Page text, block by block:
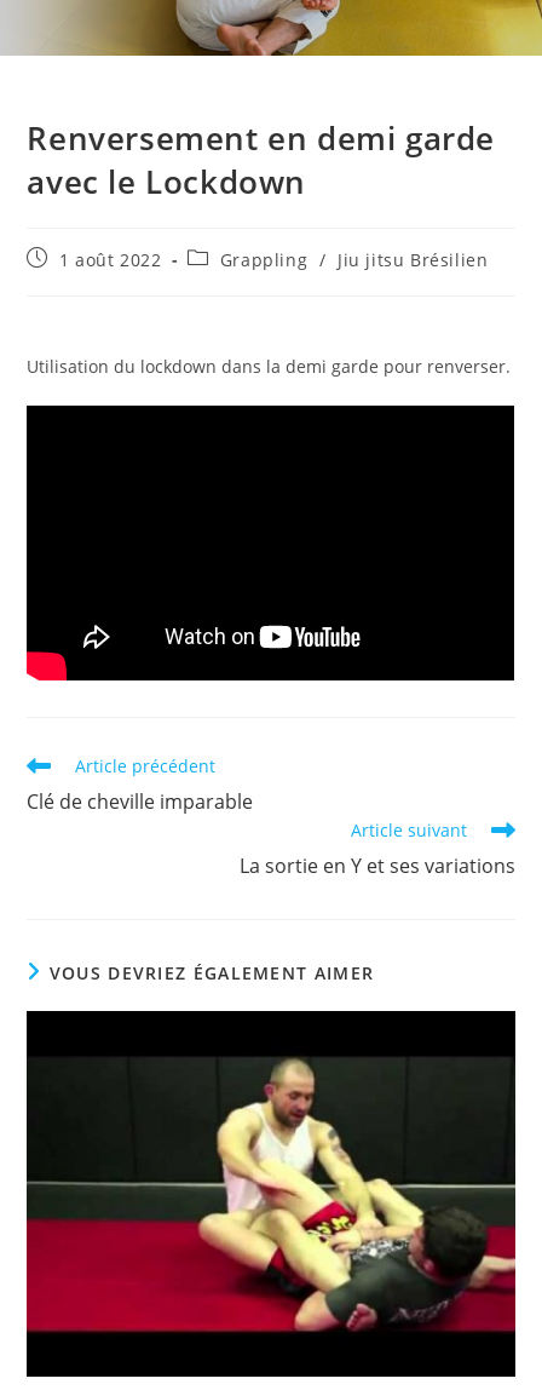
Renversement en demi garde
avec le Lockdown
Publication
1 août 2022
PostGrappling / Jiu jitsu Brésilien
Utilisation du lockdown dans la demi garde pour renverser.
Read
articles
Article précédent
Clé de cheville imparable
Article suivant
La sortie en Y et ses variations
VOUS DEVRIEZ ÉGALEMENT AIMER